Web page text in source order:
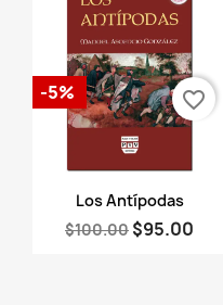
Vista rápida
Los Antípodas
$100.00 $95.00
-5% favorite_border